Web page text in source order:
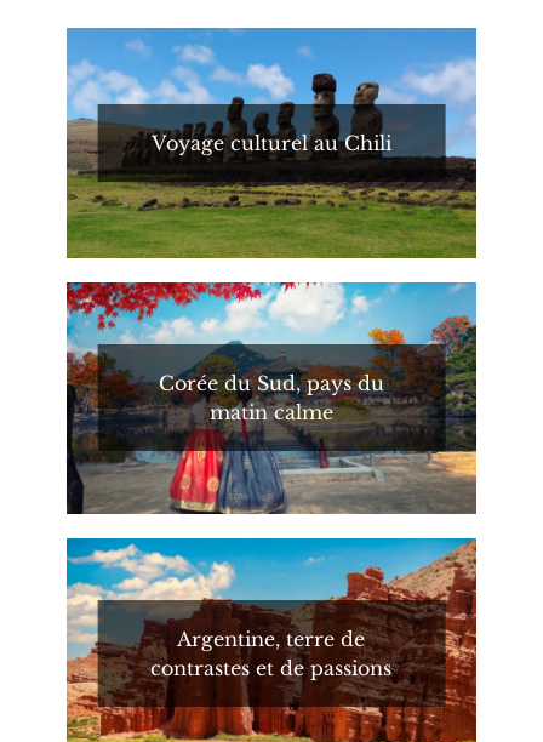
Voyage culturel au Chili
Corée du Sud, pays du
matin calme
Argentine, terre de
contrastes et de passions